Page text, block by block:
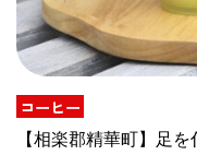
コーヒー
【相楽郡精華町】足